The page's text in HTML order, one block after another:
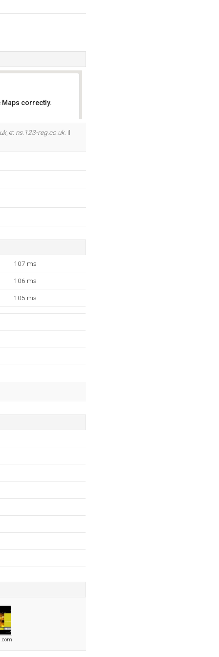
Maps correctly.
, et ns.123-reg.co.uk. Il
107 ms
106 ms
105 ms